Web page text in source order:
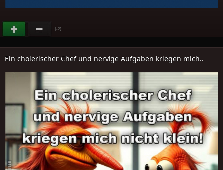
(-2)
Ein cholerischer Chef und nervige Aufgaben kriegen mich..